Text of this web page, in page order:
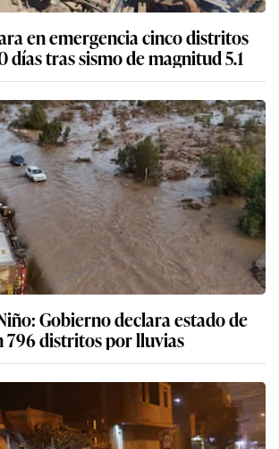
en emergencia cinco distritos
días tras sismo de magnitud 5.1
Gobierno declara estado de
796 distritos por lluvias